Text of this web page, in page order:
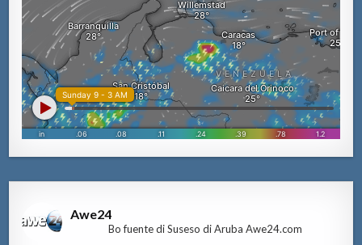
Awe24
Bo fuente di Suseso di Aruba Awe24.com